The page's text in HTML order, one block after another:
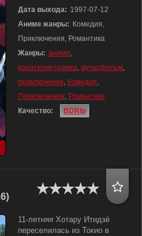
Дата выхода: 1997-07-12
Аниме жанры: Комедия,
Приключения, Романтика
Жанры: аниме,
короткометражка, мультфильм,
приключения, Комедия,
Приключения, Романтика
Качество:
BDRip
11-летняя Хотару Итидзё
переселилась из Токио в